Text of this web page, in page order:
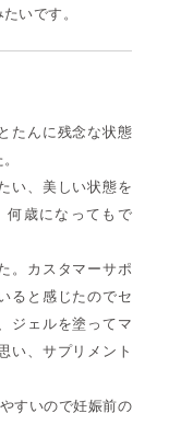
いです。
たんに残念な状態
い、美しい状態を
何歳になってもで
。カスタマーサポ
ると感じたのでセ
ジェルを塗ってマ
い、サプリメント
すいので妊娠前の